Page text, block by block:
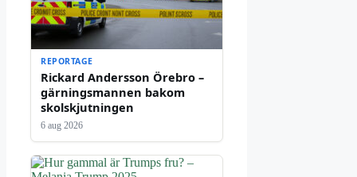
REPORTAGE
Rickard Andersson Örebro –
gärningsmannen bakom
skolskjutningen
6 aug 2026